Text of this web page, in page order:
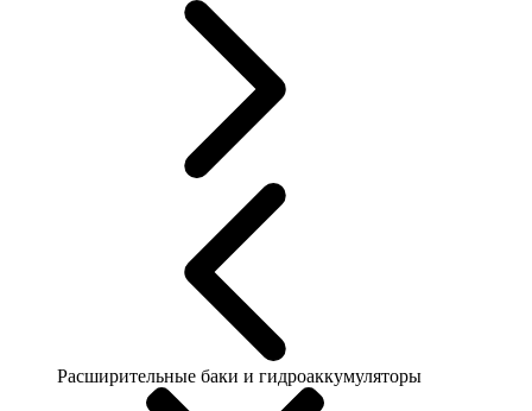
Расширительные баки и гидроаккумуляторы